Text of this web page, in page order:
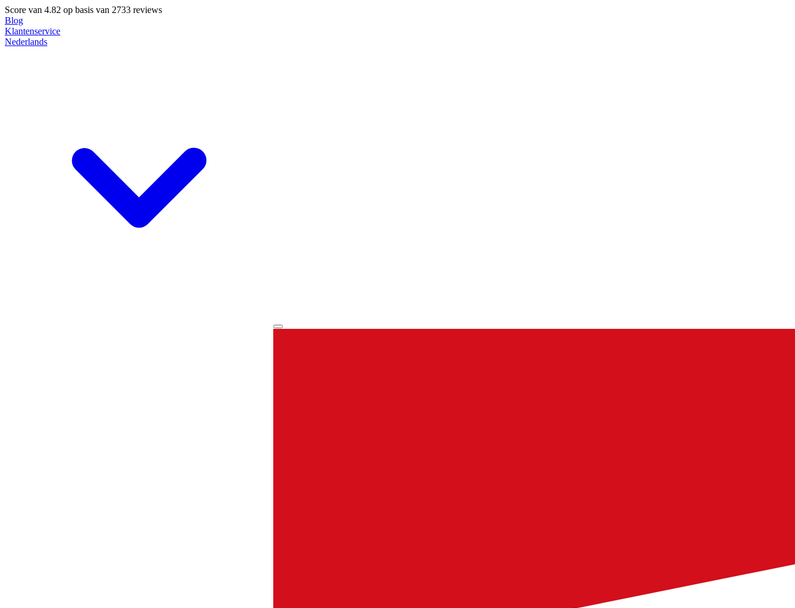
Score van 4.82 op basis van 2733 reviews
Blog
Klantenservice
Nederlands